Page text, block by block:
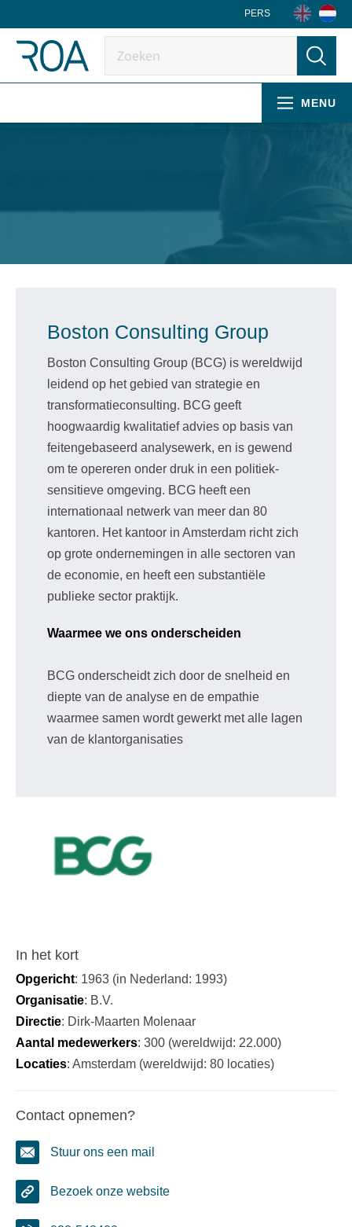
PERS
MENU
Boston Consulting Group
Boston Consulting Group (BCG) is wereldwijd
leidend op het gebied van strategie en
transformatieconsulting. BCG geeft
hoogwaardig kwalitatief advies op basis van
feitengebaseerd analysewerk, en is gewend
om te opereren onder druk in een politiek-
sensitieve omgeving. BCG heeft een
internationaal netwerk van meer dan 80
kantoren. Het kantoor in Amsterdam richt zich
op grote ondernemingen in alle sectoren van
de economie, en heeft een substantiële
publieke sector praktijk.
Waarmee we ons onderscheiden
BCG onderscheidt zich door de snelheid en
diepte van de analyse en de empathie
waarmee samen wordt gewerkt met alle lagen
van de klantorganisaties
In het kort
Opgericht: 1963 (in Nederland: 1993)
Organisatie: B.V.
Directie: Dirk-Maarten Molenaar
Aantal medewerkers: 300 (wereldwijd: 22.000)
Locaties: Amsterdam (wereldwijd: 80 locaties)
Contact opnemen?
Stuur ons een mail
Bezoek onze website